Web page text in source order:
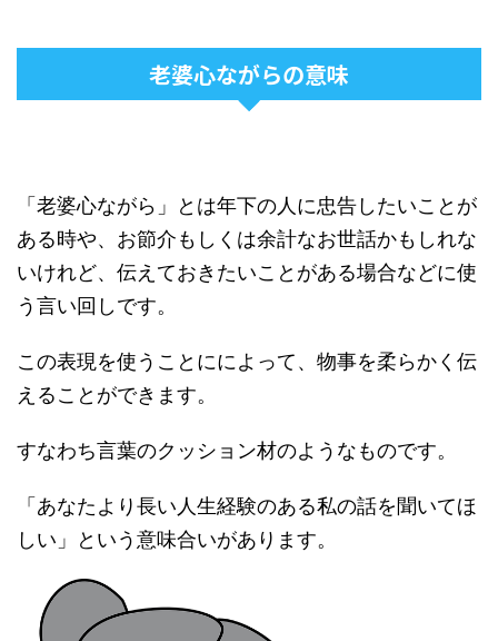
老婆心ながらの意味
「老婆心ながら」とは年下の人に忠告したいことが
ある時や、お節介もしくは余計なお世話かもしれな
いけれど、伝えておきたいことがある場合などに使
う言い回しです。
この表現を使うことにによって、物事を柔らかく伝
えることができます。
すなわち言葉のクッション材のようなものです。
「あなたより長い人生経験のある私の話を聞いてほ
しい」という意味合いがあります。